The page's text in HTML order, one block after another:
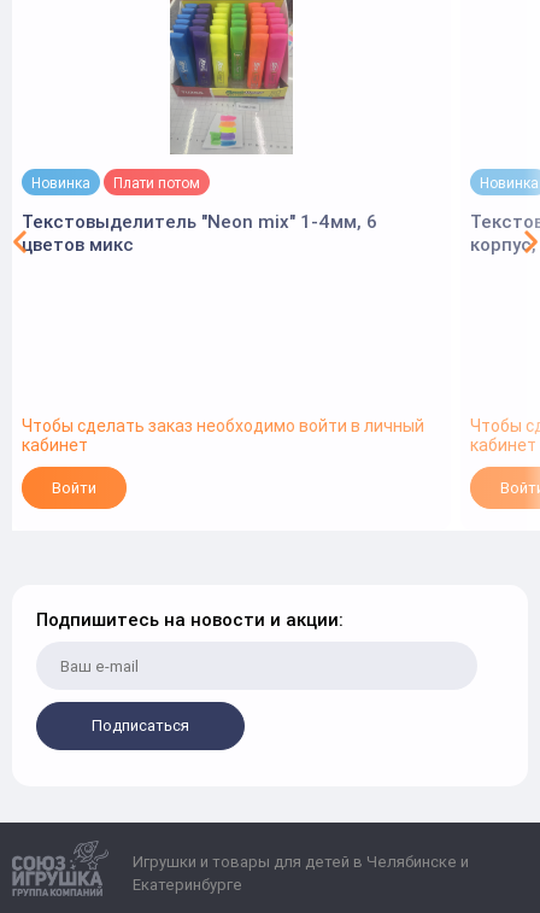
Новинка Плати потом
Текстовыделитель "Neon mix" 1-4мм, 6
цветов микс
Чтобы сделать заказ необходимо войти в личный
кабинет
Войти
Новинка
Чтобы
кабинет
Подпишитесь на новости и акции:
Подписаться
Игрушки и товары для детей в Челябинске и
Екатеринбурге